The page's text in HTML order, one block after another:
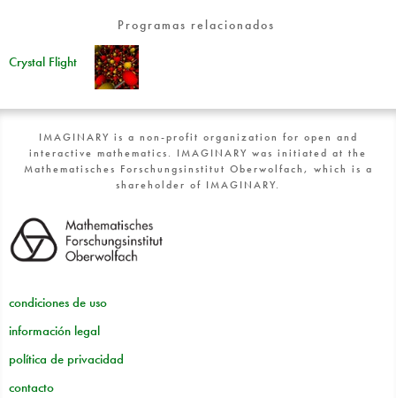
Programas relacionados
Crystal Flight
IMAGINARY is a non-profit organization for open and
interactive mathematics. IMAGINARY was initiated at the
Mathematisches Forschungsinstitut Oberwolfach, which is a
shareholder of IMAGINARY.
condiciones de uso
información legal
política de privacidad
contacto